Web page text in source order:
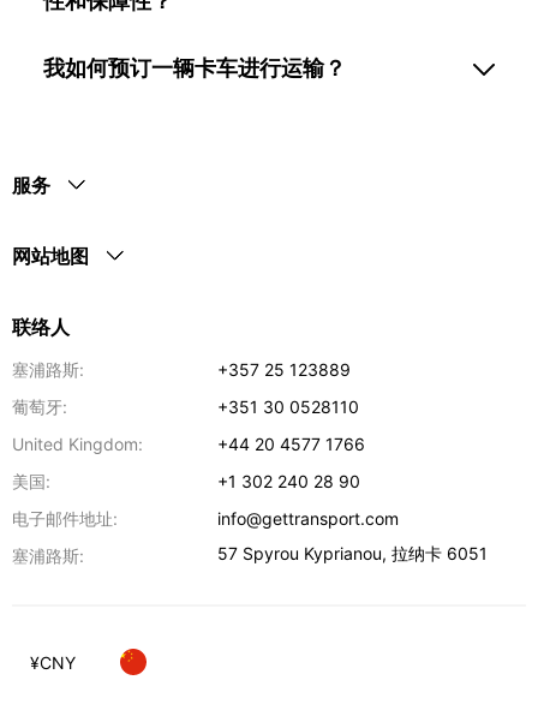
我如何预订一辆卡车进行运输？
服务
网站地图
联络人
塞浦路斯:
+357 25 123889
葡萄牙:
+351 30 0528110
United Kingdom:
+44 20 4577 1766
美国:
+1 302 240 28 90
电子邮件地址:
info@gettransport.com
塞浦路斯:
57 Spyrou Kyprianou,拉纳卡 6051
¥CNY